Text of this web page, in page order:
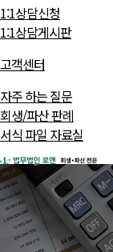
1:1상담신청
1:1상담게시판
고객센터
자주 하는 질문
회생/파산 판례
서식 파일 자료실